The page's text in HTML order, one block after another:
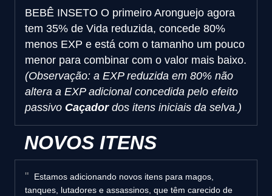
BEBÊ INSETO O primeiro Aronguejo agora
tem 35% de Vida reduzida, concede 80%
menos EXP e está com o tamanho um pouco
menor para combinar com o valor mais baixo.
(Observação: a EXP reduzida em 80% não
altera a EXP adicional concedida pelo efeito
passivo Caçadordos itens iniciais da selva.)
NOVOS ITENS
Estamos adicionando novos itens para magos,
tanques, lutadores e assassinos, que têm carecido de